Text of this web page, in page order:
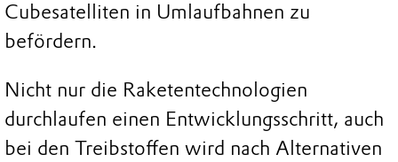
Cubesatelliten in Umlaufbahnen zu
befördern.
Nicht nur die Raketentechnologien
durchlaufen einen Entwicklungsschritt, auch
bei den Treibstoffen wird nach Alternativen